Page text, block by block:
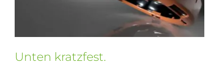
Unten kratzfest.